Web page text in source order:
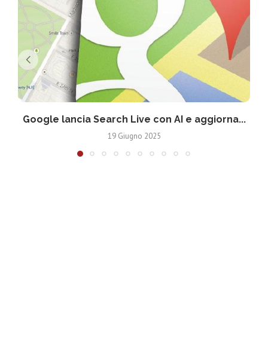
Google lancia Search Live con AI e aggiorna...
19 Giugno 2025